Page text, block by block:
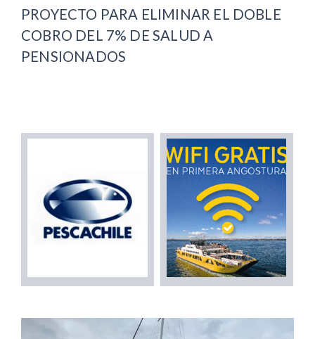
PROYECTO PARA ELIMINAR EL DOBLE
COBRO DEL 7% DE SALUD A
PENSIONADOS